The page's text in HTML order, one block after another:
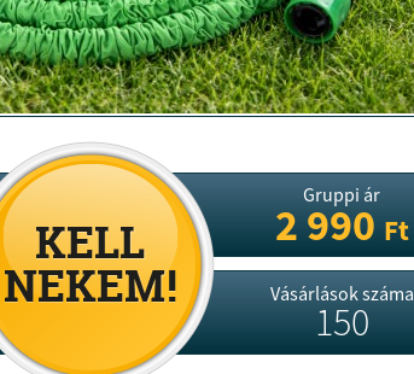
Gruppi ár
2 990Ft
Vásárlások száma
150